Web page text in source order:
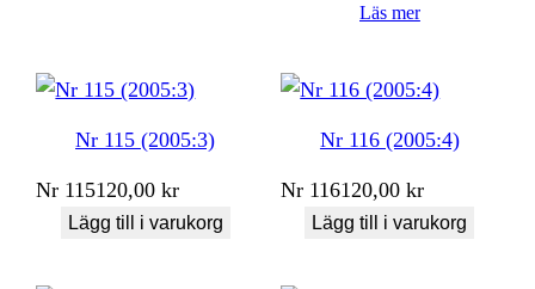
Läs mer
Nr 115 (2005:3)
Nr 115120,00kr
Lägg till i varukorg
Nr 116 (2005:4)
Nr 116120,00kr
Lägg till i varukorg